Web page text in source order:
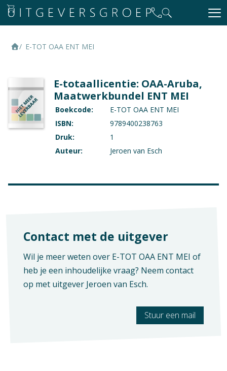
E-TOT OAA ENT MEI
E-totaallicentie: OAA-Aruba,
Maatwerkbundel ENT MEI
Boekcode:
E-TOT OAA ENT MEI
ISBN:
9789400238763
Druk:
1
Auteur:
Jeroen van Esch
Contact met de uitgever
Wil je meer weten over E-TOT OAA ENT MEI of
heb je een inhoudelijke vraag? Neem contact
op met uitgever Jeroen van Esch.
Stuur een mail